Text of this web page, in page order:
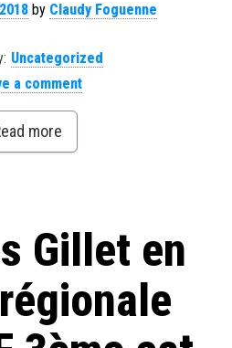
by Claudy Foguenne
Uncategorized
a comment
more
Gillet en